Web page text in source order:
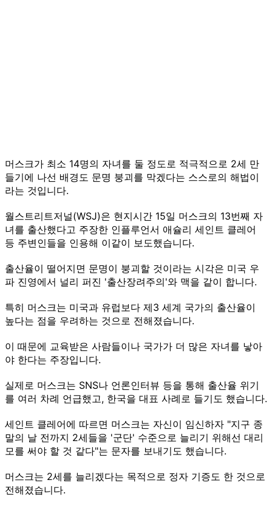
머스크가 최소 14명의 자녀를 둘 정도로 적극적으로 2세 만
들기에 나선 배경도 문명 붕괴를 막겠다는 스스로의 해법이
라는 것입니다.
월스트리트저널(WSJ)은 현지시간 15일 머스크의 13번째 자
녀를 출산했다고 주장한 인플루언서 애슐리 세인트 클레어
등 주변인들을 인용해 이같이 보도했습니다.
출산율이 떨어지면 문명이 붕괴할 것이라는 시각은 미국 우
파 진영에서 널리 퍼진 '출산장려주의'와 맥을 같이 합니다.
특히 머스크는 미국과 유럽보다 제3 세계 국가의 출산율이
높다는 점을 우려하는 것으로 전해졌습니다.
이 때문에 교육받은 사람들이나 국가가 더 많은 자녀를 낳아
야 한다는 주장입니다.
실제로 머스크는 SNS나 언론인터뷰 등을 통해 출산율 위기
를 여러 차례 언급했고, 한국을 대표 사례로 들기도 했습니다.
세인트 클레어에 따르면 머스크는 자신이 임신하자 "지구 종
말의 날 전까지 2세들을 '군단' 수준으로 늘리기 위해선 대리
모를 써야 할 것 같다"는 문자를 보내기도 했습니다.
머스크는 2세를 늘리겠다는 목적으로 정자 기증도 한 것으로
전해졌습니다.